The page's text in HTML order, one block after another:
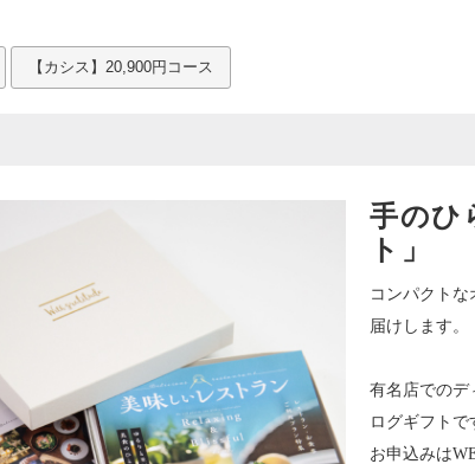
【カシス】20,900円コース
手のひ
ト」
コンパクト
届けします。
有名店でのデ
ログギフトで
お申込みは